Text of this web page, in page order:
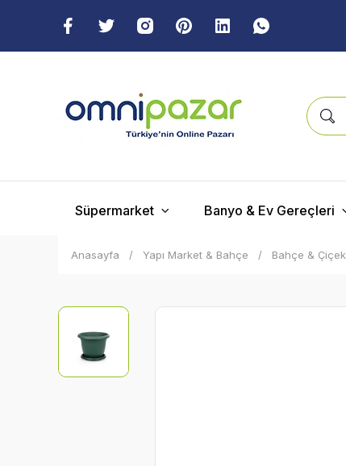
Süpermarket Banyo & Ev Gereçleri
Anasayfa Yapı Market & Bahçe Bahçe & Çiçek